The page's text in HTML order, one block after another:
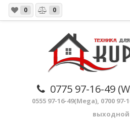
0 0
0775 97-16-49
0555 97-16-49(Mega), 0700
выходной